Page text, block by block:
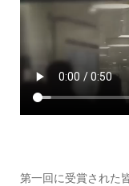
第一回に受賞された